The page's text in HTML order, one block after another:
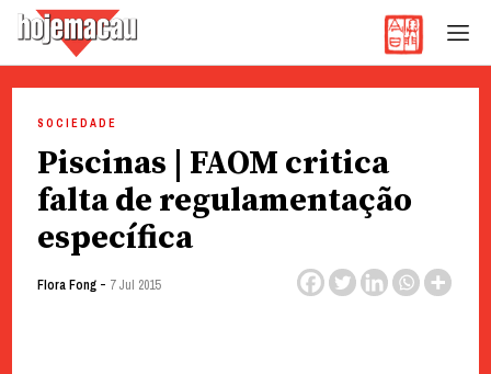
content
SOCIEDADE
Piscinas | FAOM critica
falta de regulamentação
específica
Flora Fong- 7 Jul 2015